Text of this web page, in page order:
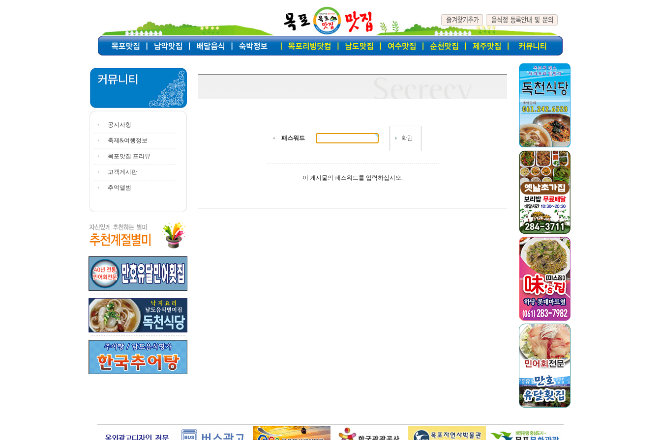
공지사항
축제&여행정보
목포맛집 프리뷰
고객게시판
추억앨범
패스워드
이 게시물의 패스워드를 입력하십시오.